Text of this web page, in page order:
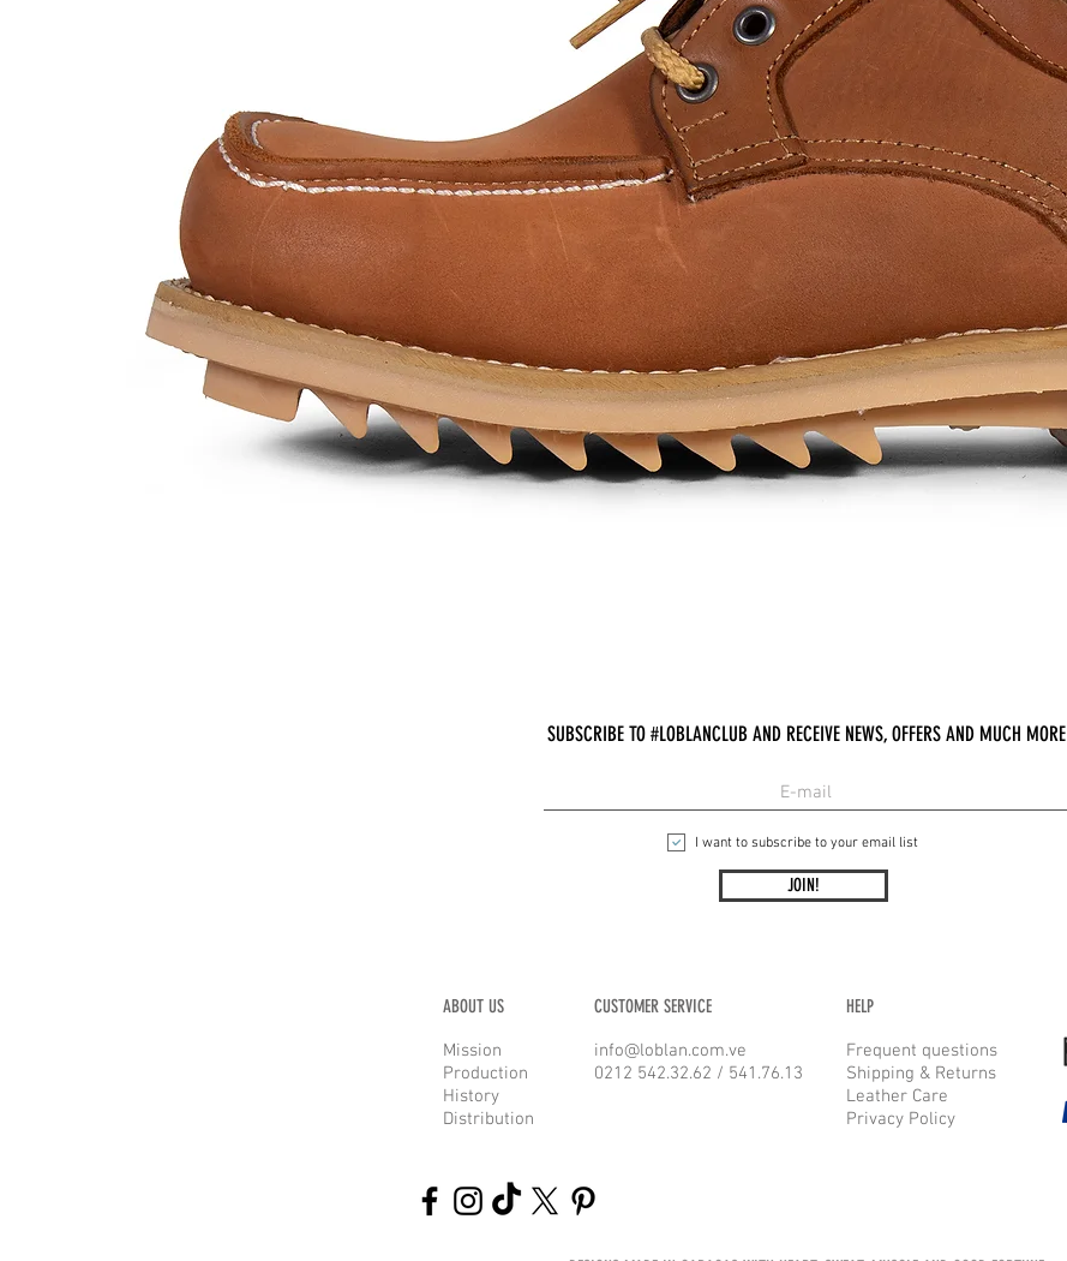
SUBSCRIBE TO #LOBLANCLUB AND RECEIVE NEWS, OFFERS AND MUCH MORE
I want to subscribe to your email list
JOIN!
ABOUT US
Mission
Production
History
Distribution
CUSTOMER SERVICE
info@loblan.com.ve
0212 542.32.62 / 541.76.13
HELP
Frequent questions
Shipping & Returns
Leather Care
Privacy Policy